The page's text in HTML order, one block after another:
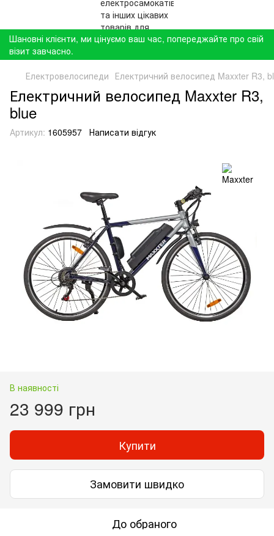
Шановні клієнти, ми цінуємо ваш час, попереджайте про свій
візит завчасно.
Електровелосипеди Електричний велосипед Maxxter R3,
Електричний велосипед Maxxter R3,
blue
Артикул: 1605957 Написати відгук
В наявності
23 999 грн
Купити
Замовити швидко
До обраного